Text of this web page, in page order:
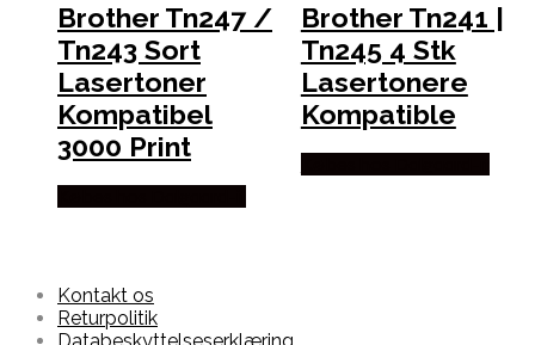
Brother Tn247 /
Tn243 Sort
Lasertoner
Kompatibel
3000 Print
Brother Tn241 |
Tn245 4 Stk
Lasertonere
Kompatible
Kontakt os
Returpolitik